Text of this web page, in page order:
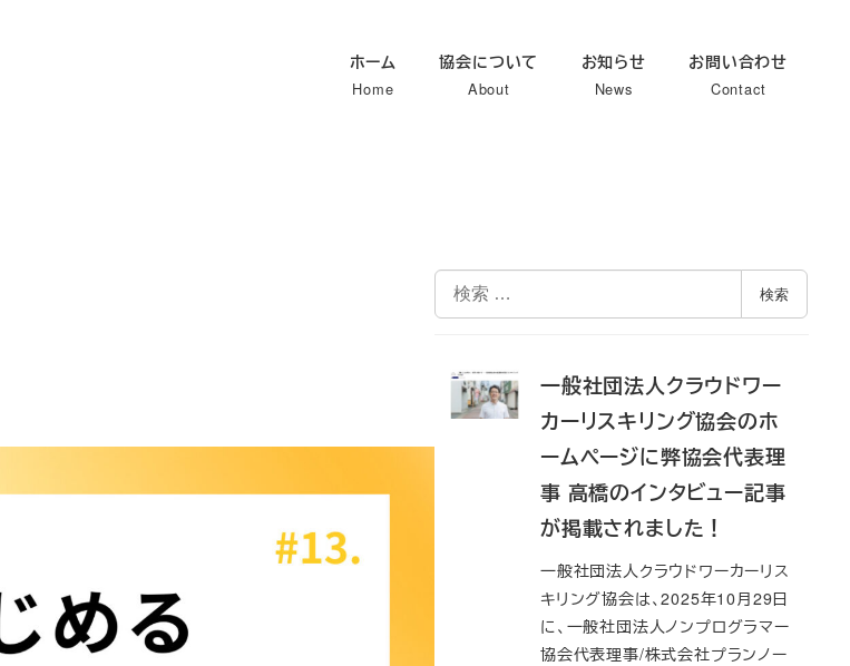
ホーム
Home
協会について
About
お知らせ
News
お問い合わせ
Contact
索
検索
一般社団法人クラウドワー
カーリスキリング協会のホ
ームページに弊協会代表理
事 高橋のインタビュー記事
が掲載されました！
一般社団法人クラウドワーカーリス
キリング協会は、2025年10月29日
に、一般社団法人ノンプログラマー
協会代表理事/株式会社プランノー